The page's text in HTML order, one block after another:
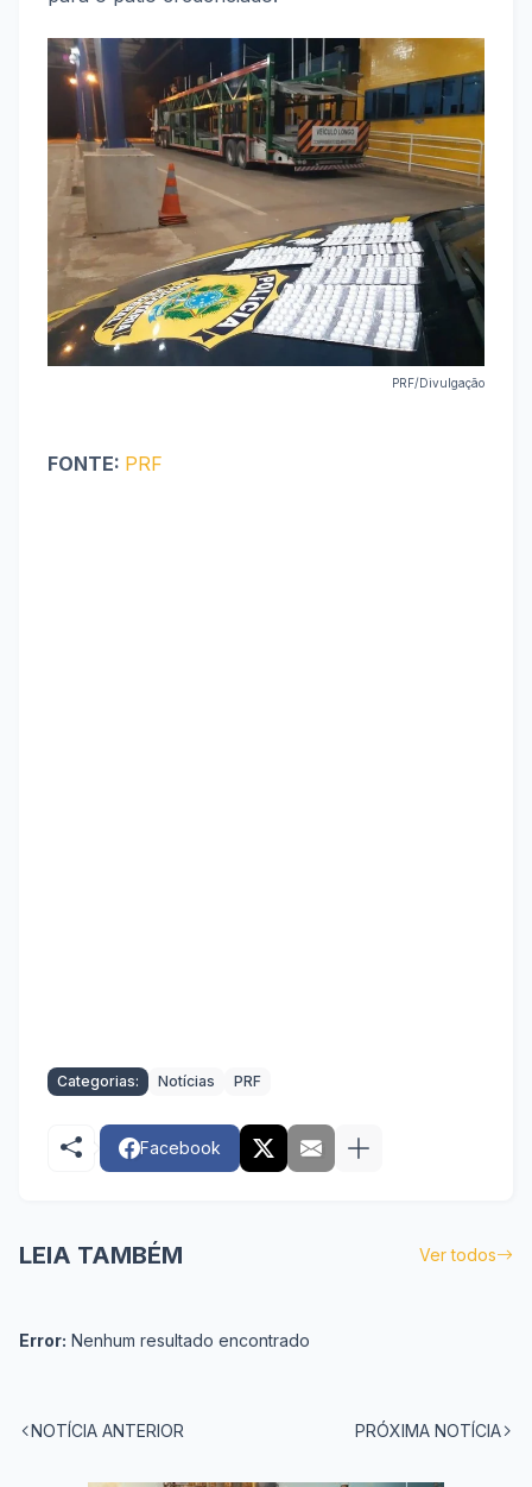
PRF/Divulgação
FONTE: PRF
Categorias: Notícias PRF
Facebook
LEIA TAMBÉM Ver todos
Error: Nenhum resultado encontrado
NOTÍCIA ANTERIOR PRÓXIMA NOTÍCIA